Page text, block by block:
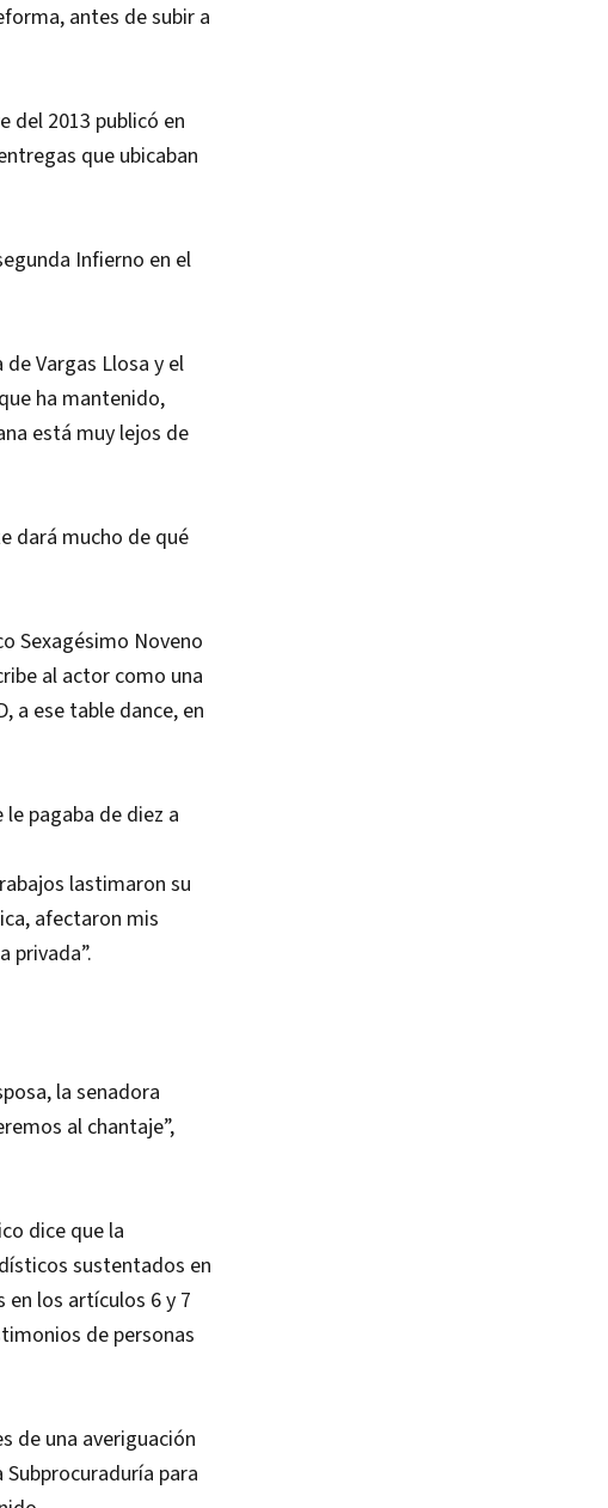
antes de subir a
del 2013 publicó en
que ubicaban
Infierno en el
Vargas Llosa y el
ha mantenido,
está muy lejos de
dará mucho de qué
Sexagésimo Noveno
al actor como una
a ese table dance, en
pagaba de diez a
lastimaron su
afectaron mis
privada”.
la senadora
al chantaje”,
dice que la
sustentados en
en los artículos 6 y 7
de personas
de una averiguación
para